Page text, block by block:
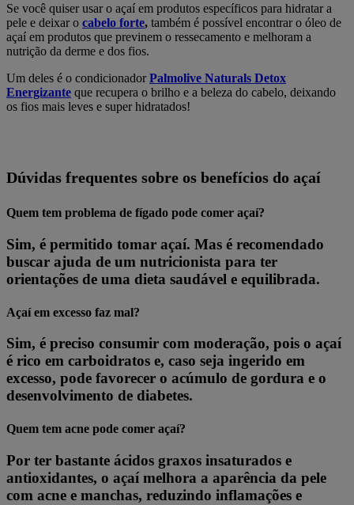
Se você quiser usar o açaí em produtos específicos para hidratar a
pele e deixar o cabelo forte, também é possível encontrar o óleo de
açaí em produtos que previnem o ressecamento e melhoram a
nutrição da derme e dos fios.
Um deles é o condicionadorPalmolive Naturals Detox
Energizante que recupera o brilho e a beleza do cabelo, deixando
os fios mais leves e super hidratados!
Dúvidas frequentes sobre os benefícios do açaí
Quem tem problema de fígado pode comer açaí?
Sim, é permitido tomar açaí. Mas é recomendado
buscar ajuda de um nutricionista para ter
orientações de uma dieta saudável e equilibrada.
Açaí em excesso faz mal?
Sim, é preciso consumir com moderação, pois o açaí
é rico em carboidratos e, caso seja ingerido em
excesso, pode favorecer o acúmulo de gordura e o
desenvolvimento de diabetes.
Quem tem acne pode comer açaí?
Por ter bastante ácidos graxos insaturados e
antioxidantes, o açaí melhora a aparência da pele
com acne e manchas, reduzindo inflamações e